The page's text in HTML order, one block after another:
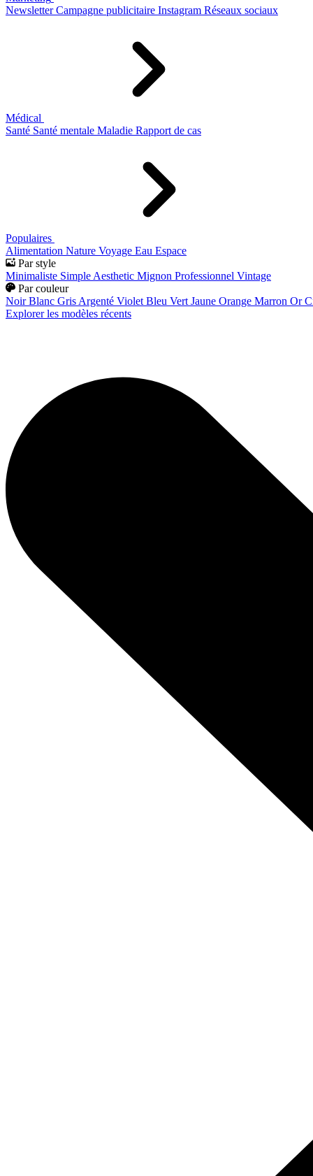
Newsletter Campagne publicitaire Instagram Réseaux sociaux
Médical
Santé Santé mentale Maladie Rapport de cas
Populaires
Alimentation Nature Voyage Eau Espace
Par style
Minimaliste Simple Aesthetic Mignon Professionnel Vintage
Par couleur
Noir Blanc Gris Argenté Violet Bleu Vert Jaune Orange Marron Or
Explorer les modèles récents